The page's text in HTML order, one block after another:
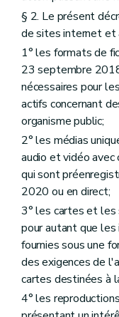
§ 2. Le présent
de sites internet et
1° les formats de
23 septembre
nécessaires pour
actifs concernant
organisme public;
2° les médias
audio et vidéo
qui sont
2020 ou en direct;
3° les cartes et les
pour autant que
fournies sous une
des exigences de
cartes destinées à
4° les